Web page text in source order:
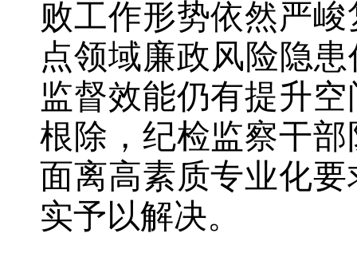
败工作形势依然严
点领域廉政风险隐
监督效能仍有提升
根除，纪检监察干
面离高素质专业化
实予以解决。